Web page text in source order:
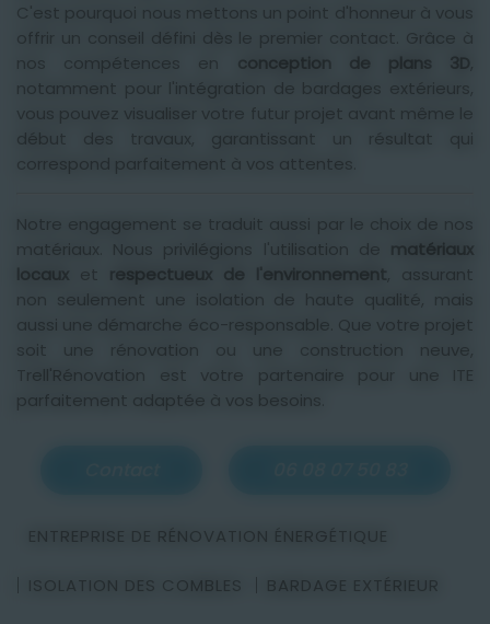
C'est pourquoi nous mettons un point d'honneur à vous
offrir un conseil défini dès le premier contact. Grâce à
nos compétences en conception de plans 3D,
notamment pour l'intégration de bardages extérieurs,
vous pouvez visualiser votre futur projet avant même le
début des travaux, garantissant un résultat qui
correspond parfaitement à vos attentes.
Notre engagement se traduit aussi par le choix de nos
matériaux. Nous privilégions l'utilisation de matériaux
locaux et respectueux de l'environnement, assurant
non seulement une isolation de haute qualité, mais
aussi une démarche éco-responsable. Que votre projet
soit une rénovation ou une construction neuve,
Trell'Rénovation est votre partenaire pour une ITE
parfaitement adaptée à vos besoins.
ENTREPRISE DE RÉNOVATION ÉNERGÉTIQUE
ISOLATION DES COMBLES BARDAGE EXTÉRIEUR